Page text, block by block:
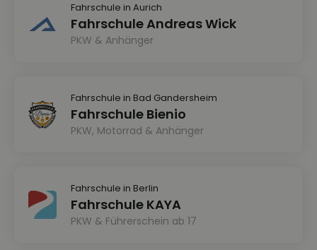
Fahrschule in Aurich
Fahrschule Andreas Wick
PKW & Anhänger
Fahrschule in Bad Gandersheim
Fahrschule Bienio
PKW, Motorrad & Anhänger
Fahrschule in Berlin
Fahrschule KAYA
PKW & Führerschein ab 17